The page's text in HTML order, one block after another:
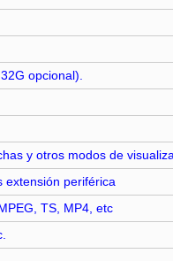
opcional).
y otros modos de
extensión periférica
TS, MP4, etc